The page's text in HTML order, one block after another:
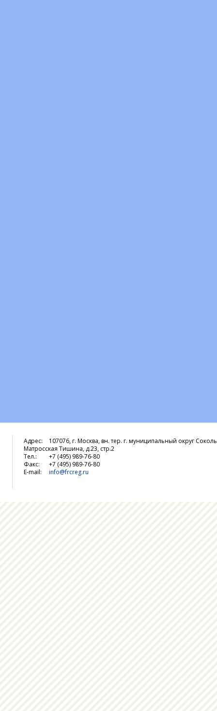
Адрес:
107076, г. Москва, вн. тер. г. муниципальный округ
Матросская Тишина, д.23, стр.2
Тел.:
+7 (495) 989-76-80
Факс:
+7 (495) 989-76-80
E-mail:
info@frcreg.ru